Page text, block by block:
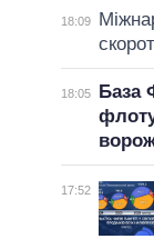
18:09
18:05
База
17:52